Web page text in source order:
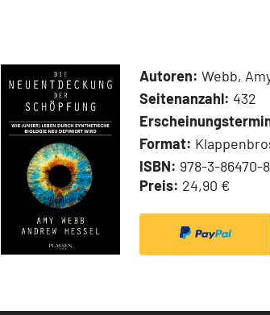
Autoren: Webb,
Seitenanzahl: 432
Format:
ISBN: 978-3-86470-
Preis: 24,90 €